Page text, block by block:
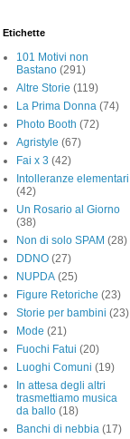
Etichette
101 Motivi non
Bastano (291)
Altre Storie (119)
La Prima Donna (74)
Photo Booth (72)
Agristyle (67)
Fai x 3 (42)
Intolleranze elementari
(42)
Un Rosario al Giorno
(38)
Non di solo SPAM (28)
DDNO (27)
NUPDA (25)
Figure Retoriche (23)
Storie per bambini (23)
Mode (21)
Fuochi Fatui (20)
Luoghi Comuni (19)
In attesa degli altri
trasmettiamo musica
da ballo (18)
Banchi di nebbia (17)